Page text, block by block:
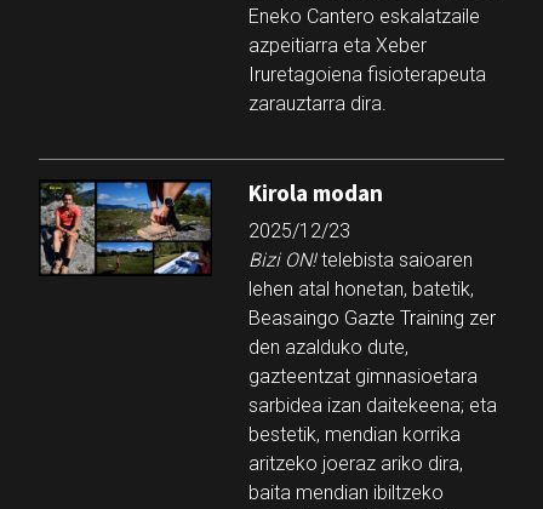
Eneko Cantero eskalatzaile
azpeitiarra eta Xeber
Iruretagoiena fisioterapeuta
zarauztarra dira.
Kirola modan
2025/12/23
Bizi ON!telebista saioaren
lehen atal honetan, batetik,
Beasaingo Gazte Training zer
den azalduko dute,
gazteentzat gimnasioetara
sarbidea izan daitekeena; eta
bestetik, mendian korrika
aritzeko joeraz ariko dira,
baita mendian ibiltzeko